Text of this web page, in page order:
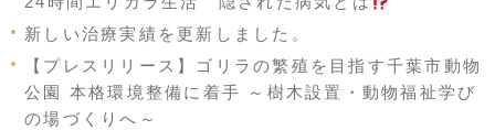
新しい治療実績を更新しました。
【プレスリリース】ゴリラの繁殖を目指す千葉市動物
公園 本格環境整備に着手 ～樹木設置・動物福祉学び
の場づくりへ～